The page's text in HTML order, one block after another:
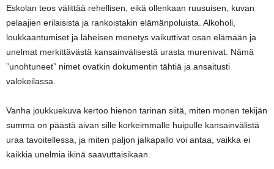
Eskolan teos välittää rehellisen, eikä ollenkaan ruusuisen, kuvan
pelaajien erilaisista ja rankoistakin elämänpoluista. Alkoholi,
loukkaantumiset ja läheisen menetys vaikuttivat osan elämään ja
unelmat merkittävästä kansainvälisestä urasta murenivat. Nämä
”unohtuneet” nimet ovatkin dokumentin tähtiä ja ansaitusti
valokeilassa.
Vanha joukkuekuva kertoo hienon tarinan siitä, miten monen tekijän
summa on päästä aivan sille korkeimmalle huipulle kansainvälistä
uraa tavoitellessa, ja miten paljon jalkapallo voi antaa, vaikka ei
kaikkia unelmia ikinä saavuttaisikaan.